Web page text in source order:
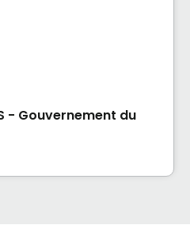
- Gouvernement du